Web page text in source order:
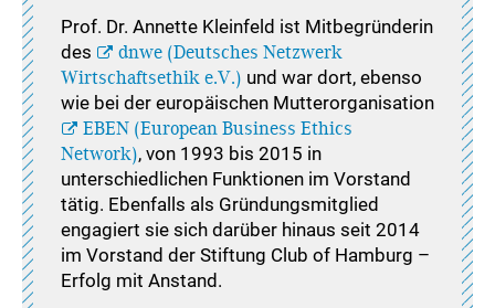
Prof. Dr. Annette Kleinfeld ist Mitbegründerin
des
dnwe (Deutsches Netzwerk
Wirtschaftsethik e.V.) und war dort, ebenso
wie bei der europäischen Mutterorganisation
EBEN (European Business Ethics
Network), von 1993 bis 2015 in
unterschiedlichen Funktionen im Vorstand
tätig. Ebenfalls als Gründungsmitglied
engagiert sie sich darüber hinaus seit 2014
im Vorstand der Stiftung Club of Hamburg –
Erfolg mit Anstand.